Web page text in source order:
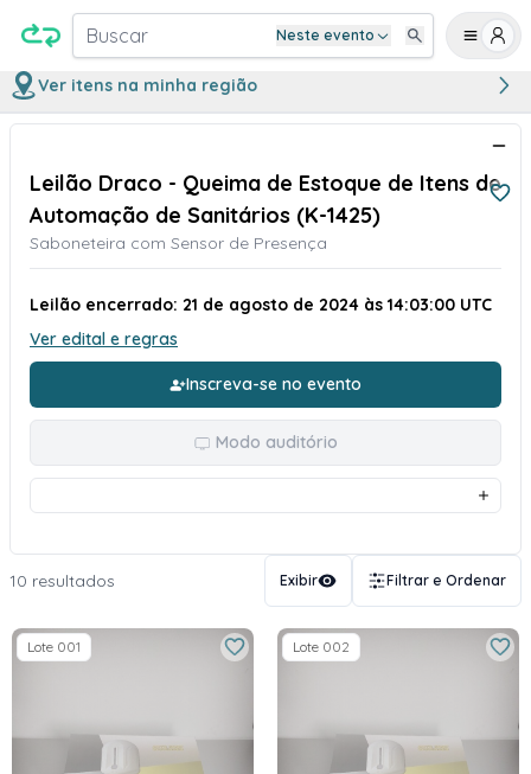
Buscar Neste evento
Ver itens na minha região
Leilão Draco - Queima de Estoque de Itens de
Automação de Sanitários (K-1425)
Saboneteira com Sensor de Presença
Leilão encerrado: 21 de agosto de 2024 às 14:03:00 UTC
Ver edital e regras
Inscreva-se no evento
Modo auditório
10 resultados Exibir Filtrar e Ordenar
Lote 001 Lote 002